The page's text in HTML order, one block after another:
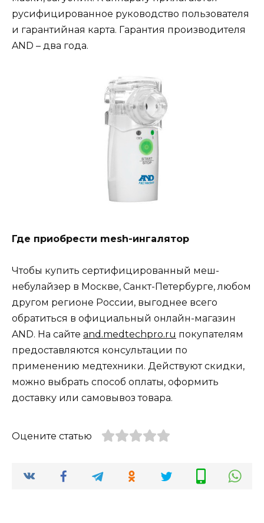
русифицированное руководство пользователя
и гарантийная карта. Гарантия производителя
AND – два года.
Где приобрести mesh-ингалятор
Чтобы купить сертифицированный меш-
небулайзер в Москве, Санкт-Петербурге, любом
другом регионе России, выгоднее всего
обратиться в официальный онлайн-магазин
AND. На сайте and.medtechpro.ru покупателям
предоставляются консультации по
применению медтехники. Действуют скидки,
можно выбрать способ оплаты, оформить
доставку или самовывоз товара.
Оцените статью